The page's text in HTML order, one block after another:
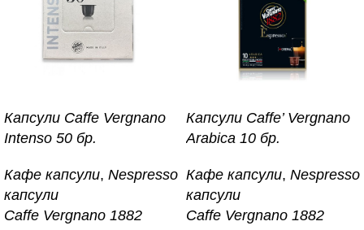
Капсули Caffe Vergnano
Intenso 50 бр.
Кафе капсули, Nespresso
капсули
Caffe Vergnano 1882
Капсули Caffe’ Vergnano
Arabica 10 бр.
Кафе капсули, Nespresso
капсули
Caffe Vergnano 1882